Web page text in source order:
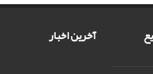
آخرین اخبار